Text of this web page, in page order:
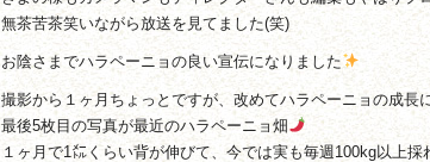
無茶苦茶笑いながら放送を見てました(笑)
お陰さまでハラペーニョの良い宣伝になりました
撮影から１ヶ月ちょっとですが、改めてハラペーニョの成長
最後5枚目の写真が最近のハラペーニョ畑
１ヶ月で1㍍くらい背が伸びて、今では実も毎週100kg以上採